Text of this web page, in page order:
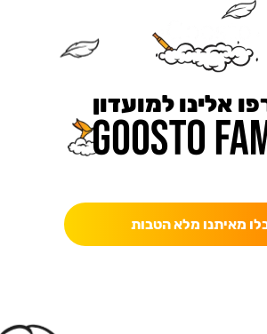
אלינו למועדון
מאיתנו מלא הטבות